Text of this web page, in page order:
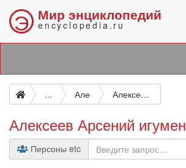
Э Мир энциклопедий
encyclopedia.ru
... Але Алексеев Арсений игумен
Алексеев Арсений игумен
Персоны etc